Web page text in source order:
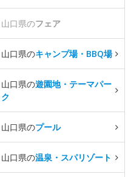
山口県のフェア
山口県のキャンプ場・BBQ場
山口県の遊園地・テーマパー
ク
山口県のプール
山口県の温泉・スパリゾート